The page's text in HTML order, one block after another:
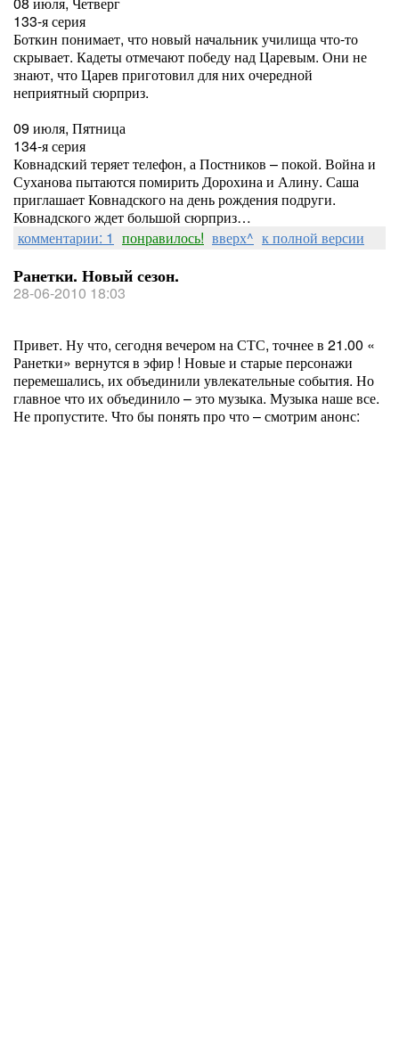
133-я серия
Боткин понимает, что новый начальник училища что-то
скрывает. Кадеты отмечают победу над Царевым. Они не
знают, что Царев приготовил для них очередной
неприятный сюрприз.
09 июля, Пятница
134-я серия
Ковнадский теряет телефон, а Постников – покой. Война и
Суханова пытаются помирить Дорохина и Алину. Саша
приглашает Ковнадского на день рождения подруги.
Ковнадского ждет большой сюрприз…
комментарии: 1 понравилось! вверх^ к полной версии
Ранетки. Новый сезон.
28-06-2010 18:03
Привет. Ну что, сегодня вечером на СТС, точнее в 21.00 «
Ранетки» вернутся в эфир ! Новые и старые персонажи
перемешались, их объединили увлекательные события. Но
главное что их объединило – это музыка. Музыка наше все.
Не пропустите. Что бы понять про что – смотрим анонс: